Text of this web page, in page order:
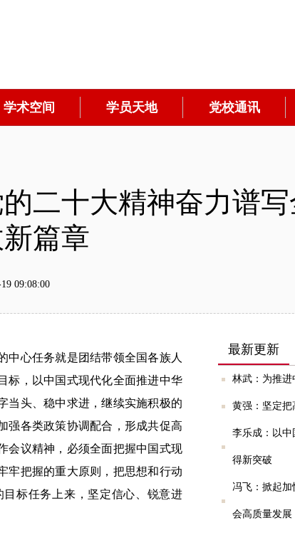
学术空间 学员天地 党校通讯
二十大精神奋力谱
篇章
09:08:00
心任务就是团结带领全国各族人
标，以中国式现代化全面推进中华
当头、稳中求进，继续实施积极的
强各类政策协调配合，形成共促高
会议精神，必须全面把握中国式现
牢把握的重大原则，把思想和行动
标任务上来，坚定信心、锐意进
最新更新
林武：为推
黄强：坚定把
李乐成：以中
得新突破
冯飞：掀起加
会高质量发展